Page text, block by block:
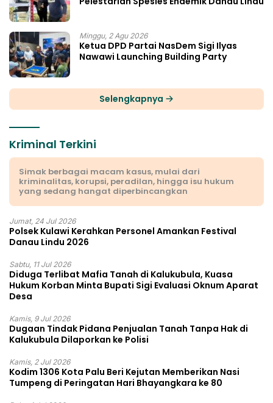
Minggu, 2 Agu 2026
Ketua DPD Partai NasDem Sigi Ilyas
Nawawi Launching Building Party
Selengkapnya
Kriminal Terkini
Simak berbagai macam kasus, mulai dari
kriminalitas, korupsi, peradilan, hingga isu hukum
yang sedang hangat diperbincangkan
Jumat, 24 Jul 2026
Polsek Kulawi Kerahkan Personel Amankan Festival
Danau Lindu 2026
Sabtu, 11 Jul 2026
Diduga Terlibat Mafia Tanah di Kalukubula, Kuasa
Hukum Korban Minta Bupati Sigi Evaluasi Oknum Aparat
Desa
Kamis, 9 Jul 2026
Dugaan Tindak Pidana Penjualan Tanah Tanpa Hak di
Kalukubula Dilaporkan ke Polisi
Kamis, 2 Jul 2026
Kodim 1306 Kota Palu Beri Kejutan Memberikan Nasi
Tumpeng di Peringatan Hari Bhayangkara ke 80